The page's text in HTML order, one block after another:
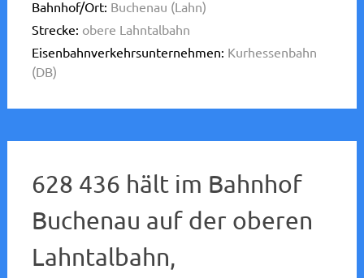
Bahnhof/Ort: Buchenau (Lahn)
Strecke: obere Lahntalbahn
Eisenbahnverkehrsunternehmen: Kurhessenbahn
(DB)
628 436 hält im Bahnhof
Buchenau auf der oberen
Lahntalbahn,